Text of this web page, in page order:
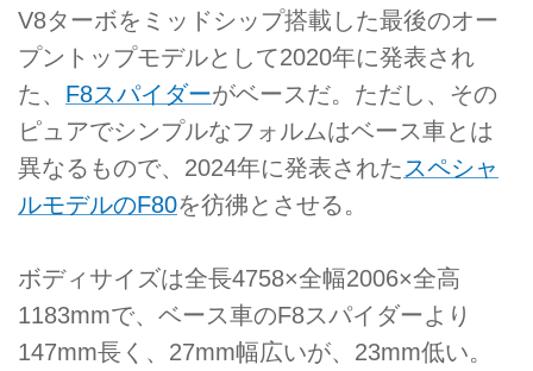
V8ターボをミッドシップ搭載した最後のオー
プントップモデルとして2020年に発表され
た、 F8スパイダーがベースだ。ただし、その
ピュアでシンプルなフォルムはベース車とは
異なるもので、2024年に発表された スペシャ
ルモデルのF80を彷彿とさせる。
ボディサイズは全長4758×全幅2006×全高
1183mmで、ベース車のF8スパイダーより
147mm長く、27mm幅広いが、23mm低い。